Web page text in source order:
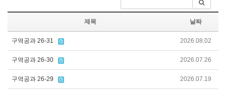
제목 날짜
구역공과 26-31 2026.08.02
구역공과 26-30 2026.07.26
구역공과 26-29 2026.07.19